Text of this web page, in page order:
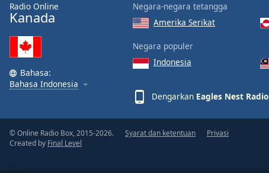
window.
Beginning
Escape
will
cancel
Radio Online
Kanada
Bahasa:
Bahasa Indonesia
Negara-negara tetangga
Amerika Serikat
Negara populer
Indonesia
Dengarkan Eagles Nest Radio
© Online Radio Box, 2015-2026.
Created by Final Level
Syarat dan ketentuan Privasi